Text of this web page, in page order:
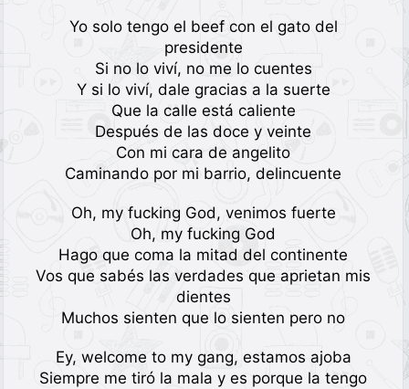
Yo solo tengo el beef con el gato del
presidente
Si no lo viví, no me lo cuentes
Y si lo viví, dale gracias a la suerte
Que la calle está caliente
Después de las doce y veinte
Con mi cara de angelito
Caminando por mi barrio, delincuente
Oh, my fucking God, venimos fuerte
Oh, my fucking God
Hago que coma la mitad del continente
Vos que sabés las verdades que aprietan mis
dientes
Muchos sienten que lo sienten pero no
Ey, welcome to my gang, estamos ajoba
Siempre me tiró la mala y es porque la tengo